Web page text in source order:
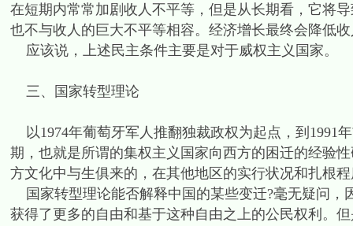
在短期内常常加剧收人不平等，但是从长期看，它将
也不与收人的巨大不平等相容。经济增长最终会降低
应该说，上述民主条件主要是对于威权主义国家。
三、国家转型理论
以1974年葡萄牙军人推翻独裁政权为起点，到1991
期，也就是所谓的集权主义国家向西方的困迁的经验
方文化中与生俱来的，在其他地区的实行状况和扎根
国家转型理论能否解释中国的某些变迁?毫无疑问，
获得了更多的自由和基于这种自由之上的公民权利。